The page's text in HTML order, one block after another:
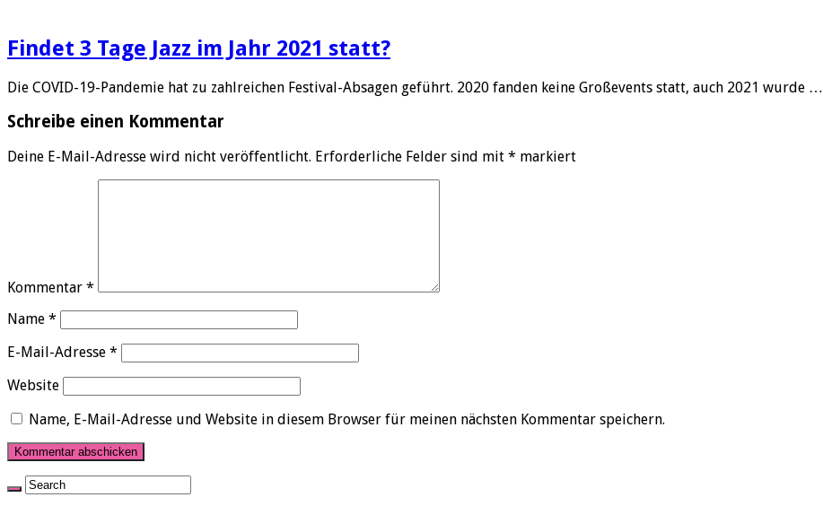
Findet 3 Tage Jazz im Jahr 2021 statt?
Die COVID-19-Pandemie hat zu zahlreichen Festival-Absagen geführt. 2020 fanden keine Großevents statt, auch 2021 wurde …
Schreibe einen Kommentar
Deine E-Mail-Adresse wird nicht veröffentlicht. Erforderliche Felder sind mit * markiert
Kommentar *
Name *
E-Mail-Adresse *
Website
Name, E-Mail-Adresse und Website in diesem Browser für meinen nächsten Kommentar speichern.